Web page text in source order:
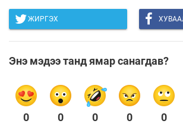
ЖИРГЭХ
Энэ мэдээ танд ямар санагдав?
0 0 0 0 0